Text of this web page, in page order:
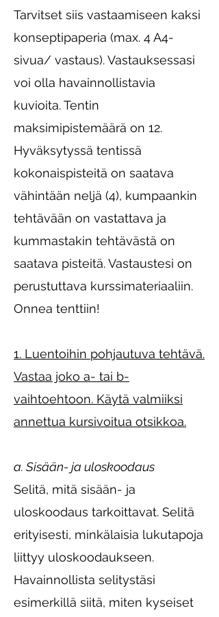
Tarvitset siis vastaamiseen kaksi
konseptipaperia (max. 4 A4-
sivua/ vastaus). Vastauksessasi
voi olla havainnollistavia
kuvioita. Tentin
maksimipistemäärä on 12.
Hyväksytyssä tentissä
kokonaispisteitä on saatava
vähintään neljä (4), kumpaankin
tehtävään on vastattava ja
kummastakin tehtävästä on
saatava pisteitä. Vastaustesi on
perustuttava kurssimateriaaliin.
Onnea tenttiin!
1. Luentoihin pohjautuva tehtävä.
Vastaa joko a- tai b-
vaihtoehtoon. Käytä valmiiksi
annettua kursivoitua otsikkoa.
a. Sisään- ja uloskoodaus
Selitä, mitä sisään- ja
uloskoodaus tarkoittavat. Selitä
erityisesti, minkälaisia lukutapoja
liittyy uloskoodaukseen.
Havainnollista selitystäsi
esimerkillä siitä, miten kyseiset